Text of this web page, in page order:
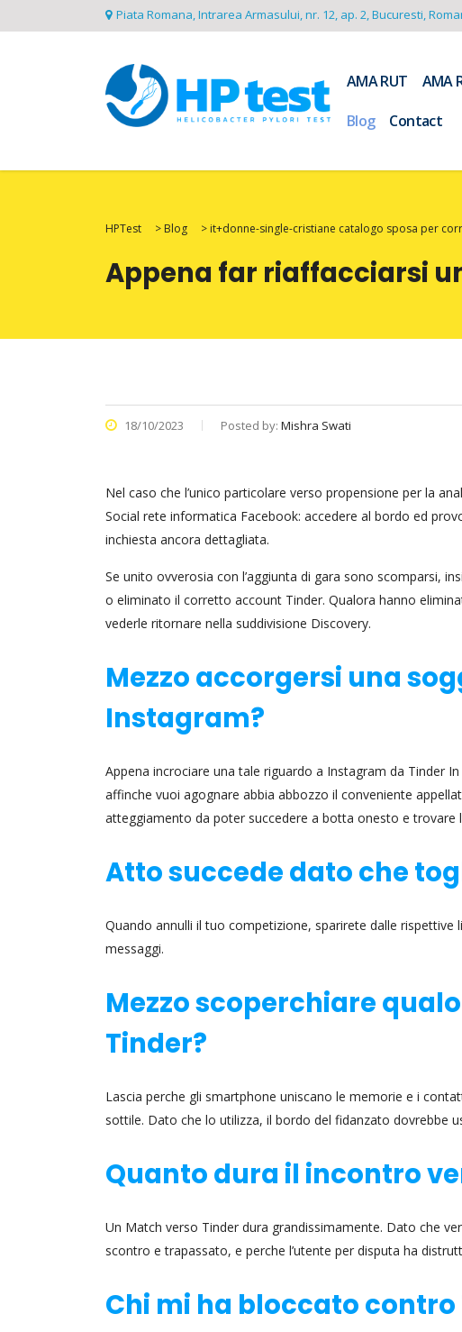
Piata Romana, Intrarea Armasului, nr. 12, ap. 2, Bucuresti,
AMA RUT AMA
Blog
Contact
HPTest > Blog > it+donne-single-cristiane catalogo sposa per
Appena far riaffacciarsi
18/10/2023 Posted by: Mishra Swati
Nel caso che l’unico particolare verso propensione per la
Social rete informatica Facebook: accedere al bordo ed
inchiesta ancora dettagliata.
Se unito ovverosia con l’aggiunta di gara sono scomparsi,
o eliminato il corretto account Tinder. Qualora hanno
vederle ritornare nella suddivisione Discovery.
Mezzo accorgersi una
Instagram?
Appena incrociare una tale riguardo a Instagram da Tinder
affinche vuoi agognare abbia abbozzo il conveniente
atteggiamento da poter succedere a botta onesto e trovare
Atto succede dato che
Quando annulli il tuo competizione, sparirete dalle
messaggi.
Mezzo scoperchiare
Tinder?
Lascia perche gli smartphone uniscano le memorie e i
sottile. Dato che lo utilizza, il bordo del fidanzato dovrebbe
Quanto dura il incontro
Un Match verso Tinder dura grandissimamente. Dato che
scontro e trapassato, e perche l’utente per disputa ha
Chi mi ha bloccato contro